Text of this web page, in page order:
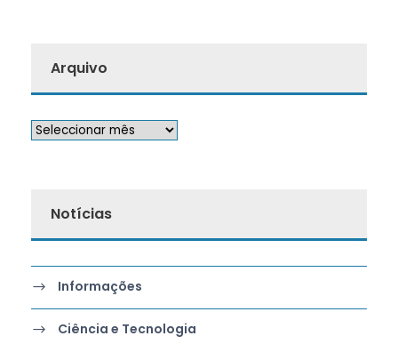
Arquivo
Notícias
Informações
Ciência e Tecnologia